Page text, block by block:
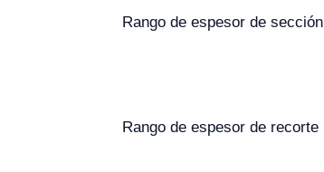
Rango de espesor de sección
Rango de espesor de recorte